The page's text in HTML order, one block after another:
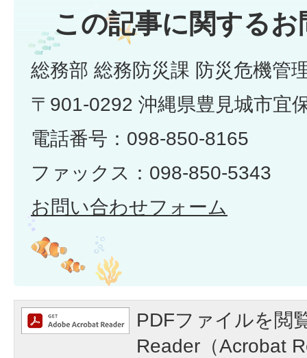
この記事に関する
総務部 総務防災課 防災危機管
〒901-0292 沖縄県豊見城市宜
電話番号：098-850-8165
ファックス：098-850-5343
お問い合わせフォーム
PDFファイルを閲
Reader（Acrobat